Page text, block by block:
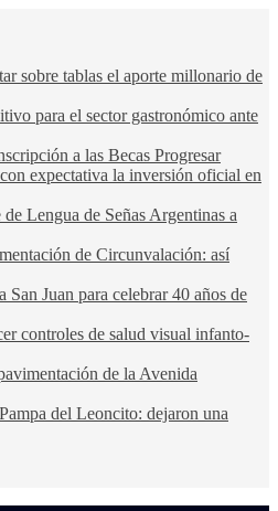
sobre tablas el aporte millonario de
para el sector gastronómico ante
a las Becas Progresar
expectativa la inversión oficial en
Lengua de Señas Argentinas a
de Circunvalación: así
San Juan para celebrar 40 años de
controles de salud visual infanto-
de la Avenida
del Leoncito: dejaron una